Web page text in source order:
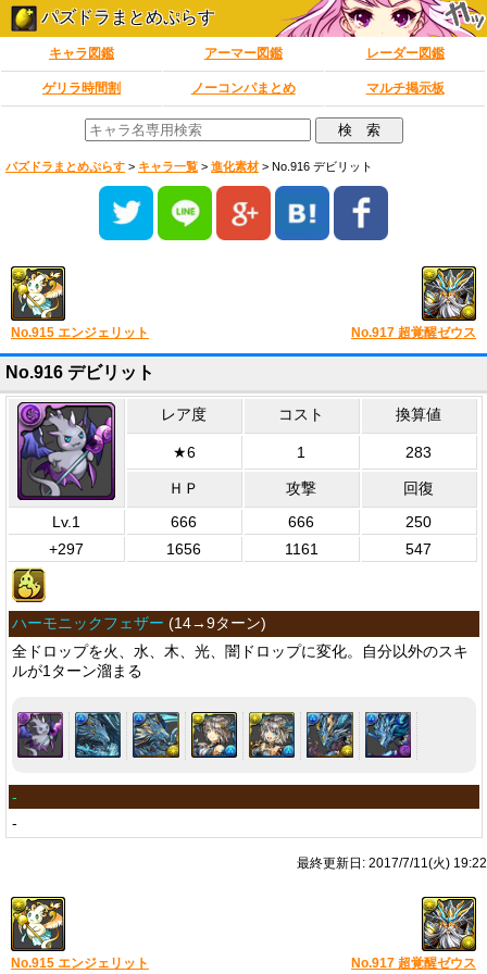
パズドラまとめぷらす
キャラ図鑑 アーマー図鑑 レーダー図鑑
ゲリラ時間割 ノーコンパまとめ マルチ掲示板
パズドラまとめぷらす > キャラ一覧 > 進化素材 > No.916 デビリット
No.915 エンジェリット No.917 超覚醒ゼウス
No.916 デビリット
レア度 コスト 換算値
★6 1 283
ＨＰ 攻撃
回復
Lv.1
666 666
250
+297
1656 1161 547
ハーモニックフェザー (14→9ターン)
全ドロップを火、水、木、光、闇ドロップに変化。自分以外のスキ
ルが1ターン溜まる
-
-
最終更新日: 2017/7/11(火) 19:22
No.915 エンジェリット No.917 超覚醒ゼウス